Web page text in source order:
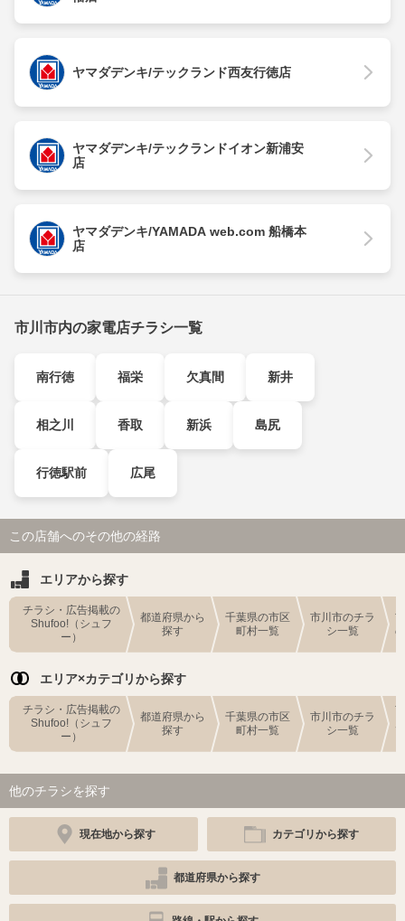
ヤマダデンキ/テックランド西友行徳店
ヤマダデンキ/テックランドイオン新浦安
店
ヤマダデンキ/YAMADA web.com 船橋本
店
市川市内の家電店チラシ一覧
南行徳 福栄 欠真間 新井
相之川 香取 新浜 島尻
行徳駅前 広尾
この店舗へのその他の経路
エリアから探す
チラシ・広告掲載の
Shufoo!（シュフ
ー）
都道府県から
探す
千葉県の市区
町村一覧
市川市のチラ
シ一覧
エリア×カテゴリから探す
チラシ・広告掲載の
Shufoo!（シュフ
ー）
都道府県から
探す
千葉県の市区
町村一覧
市川市のチラ
シ一覧
他のチラシを探す
現在地から探す カテゴリから探す
都道府県から探す